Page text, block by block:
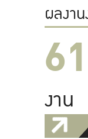
ผลงา
งาน